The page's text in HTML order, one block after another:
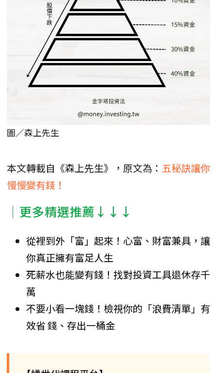
圖／森上先生
本文轉載自《森上先生》，原文為： 五秘訣讓你
慢慢變有錢！
│更多精選推薦↓↓↓
從裡到外「富」起來！心富、財富兼具，讓
你真正擁有富足人生
死薪水也能變有錢！找對投資工具退休存千
萬
不要小看一塊錢！檢視你的「浪費清單」有
效省 錢、存出一桶金